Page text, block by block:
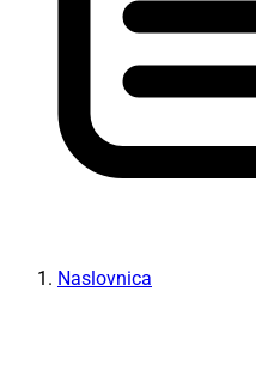
Naslovnica